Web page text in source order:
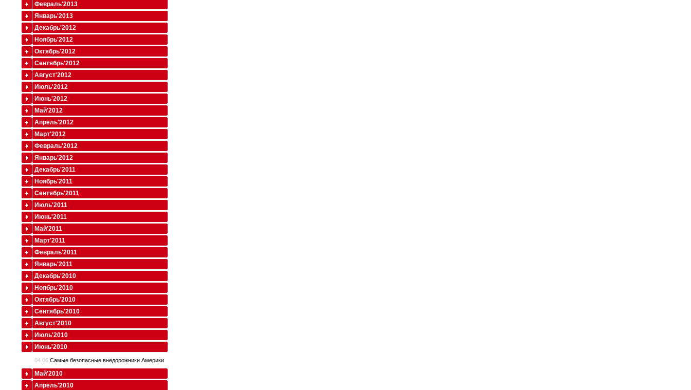
Февраль'2013
Январь'2013
Декабрь'2012
Ноябрь'2012
Октябрь'2012
Сентябрь'2012
Август'2012
Июль'2012
Июнь'2012
Май'2012
Апрель'2012
Март'2012
Февраль'2012
Январь'2012
Декабрь'2011
Ноябрь'2011
Сентябрь'2011
Июль'2011
Июнь'2011
Май'2011
Март'2011
Февраль'2011
Январь'2011
Декабрь'2010
Ноябрь'2010
Октябрь'2010
Сентябрь'2010
Август'2010
Июль'2010
Июнь'2010
04.06 Cамые безопасные внедорожники Америки
Май'2010
Апрель'2010